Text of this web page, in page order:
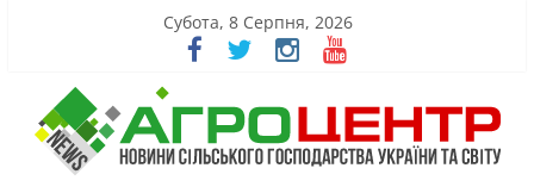
Субота, 8 Серпня, 2026